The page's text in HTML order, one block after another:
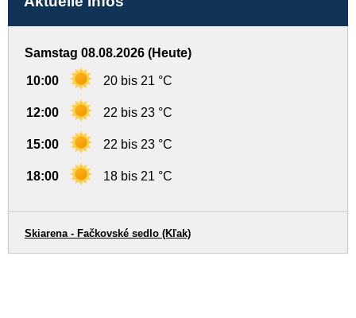
Samstag 08.08.2026 (Heute)
10:00 20 bis 21 °C
12:00 22 bis 23 °C
15:00 22 bis 23 °C
18:00 18 bis 21 °C
Skiarena - Fačkovské sedlo (Kľak)